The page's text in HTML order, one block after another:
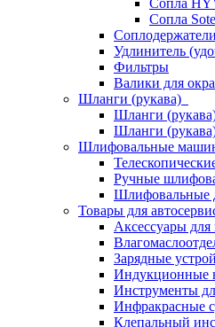
Сопла
Сопла
Соплодержатели
Удлинитель
Фильтры
Валики для
Шланги (рукава)
Шланги
Шланги
Шлифовальные
Ручные
Шлифовальные
Товары для
Аксессуары для
Зарядные
Индукционные
Инструменты
Инфракрасные
Клепальный